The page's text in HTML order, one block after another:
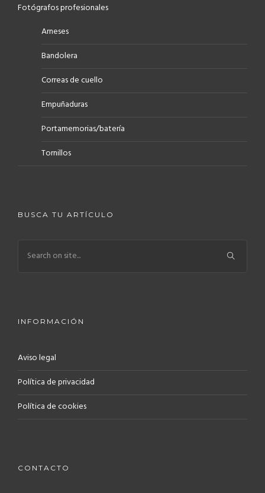
Fotógrafos profesionales
Arneses
Bandolera
Correas de cuello
Empuñaduras
Portamemorias/batería
Tornillos
BUSCA TU ARTÍCULO
INFORMACIÓN
Aviso legal
Política de privacidad
Política de cookies
CONTACTO